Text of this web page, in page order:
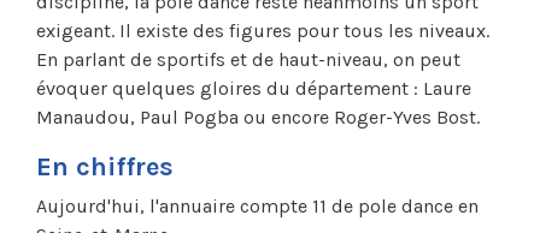
exigeant. Il existe des figures pour tous les niveaux.
En parlant de sportifs et de haut-niveau, on peut
évoquer quelques gloires du département : Laure
Manaudou, Paul Pogba ou encore Roger-Yves Bost.
En chiffres
Aujourd'hui, l'annuaire compte 11 de pole dance en